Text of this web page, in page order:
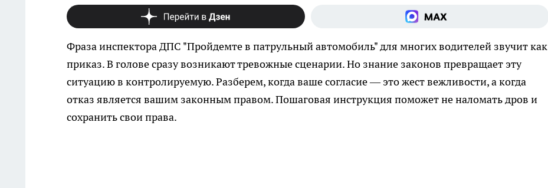
Фраза инспектора ДПС "Пройдемте в патрульный автомобиль" для многих водителей звучит как
приказ. В голове сразу возникают тревожные сценарии. Но знание законов превращает эту
ситуацию в контролируемую. Разберем, когда ваше согласие — это жест вежливости, а когда
отказ является вашим законным правом. Пошаговая инструкция поможет не наломать дров и
сохранить свои права.